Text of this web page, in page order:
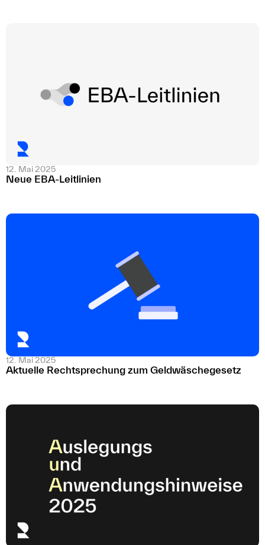
12. Mai 2025
Neue EBA-Leitlinien
12. Mai 2025
Aktuelle Rechtsprechung zum Geldwäschegesetz